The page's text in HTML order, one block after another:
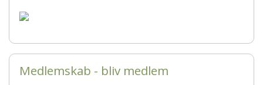
Medlemskab - bliv medlem